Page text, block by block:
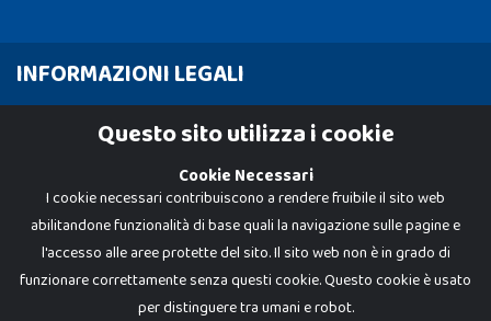
INFORMAZIONI LEGALI
Cookie PolicyQuesto sito utilizza i cookie
Cookie Necessari
I cookie necessari contribuiscono a rendere fruibile il sito web
abilitandone funzionalità di base quali la navigazione sulle pagine e
l'accesso alle aree protette del sito. Il sito web non è in grado di
funzionare correttamente senza questi cookie. Questo cookie è usato
per distinguere tra umani e robot.